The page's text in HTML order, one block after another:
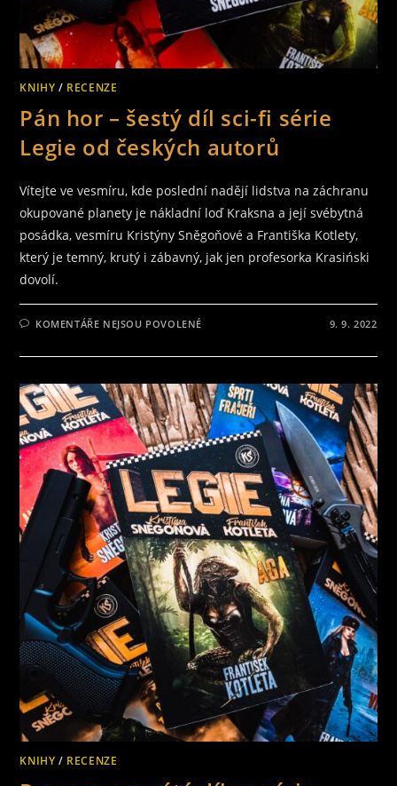
KNIHY / RECENZE
Pán hor – šestý díl sci-fi série
Legie od českých autorů
Vítejte ve vesmíru, kde poslední nadějí lidstva na záchranu
okupované planety je nákladní loď Kraksna a její svébytná
posádka, vesmíru Kristýny Sněgoňové a Františka Kotlety,
který je temný, krutý i zábavný, jak jen profesorka Krasiński
dovolí.
KOMENTÁŘE NEJSOU POVOLENÉ
NÁZVEM
HOR
–
ŠESTÝ
DÍL
SCI-
FI
SÉRIE
LEGIE
OD
ČESKÝCH
AUTORŮ
9. 9. 2022
KNIHY / RECENZE